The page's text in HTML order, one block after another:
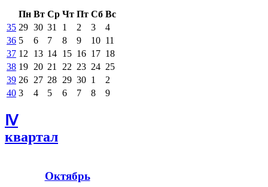
Пн Вт Ср Чт Пт Сб Вс
35 29 30 31 1 2 3
4
36 5 6 7 8 9 10 11
37 12 13 14 15 16 17 18
38 19 20 21 22 23 24 25
39 26 27 28 29 30 1
2
40 3 4 5 6 7 8 9
Ⅳ
квартал
Октябрь